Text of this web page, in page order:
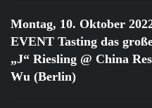
Montag, 10. Oktober
EVENT Tasting das
„J“ Riesling @ China
Wu (Berlin)